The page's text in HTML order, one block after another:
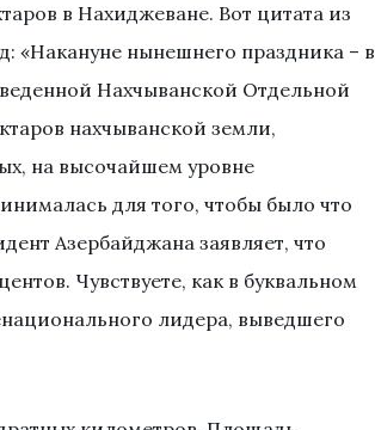
в Нахиджеване. Вот цитата из
«Накануне нынешнего праздника – в
Нахчыванской Отдельной
нахчыванской земли,
на высочайшем уровне
для того, чтобы было что
Азербайджана заявляет, что
Чувствуете, как в буквальном
лидера, выведшего